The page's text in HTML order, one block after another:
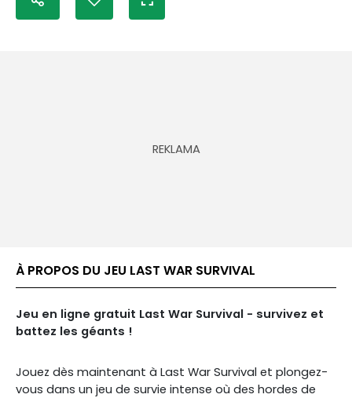
À PROPOS DU JEU LAST WAR SURVIVAL
Jeu en ligne gratuit Last War Survival - survivez et
battez les géants !
Jouez dès maintenant à Last War Survival et plongez-
vous dans un jeu de survie intense où des hordes de